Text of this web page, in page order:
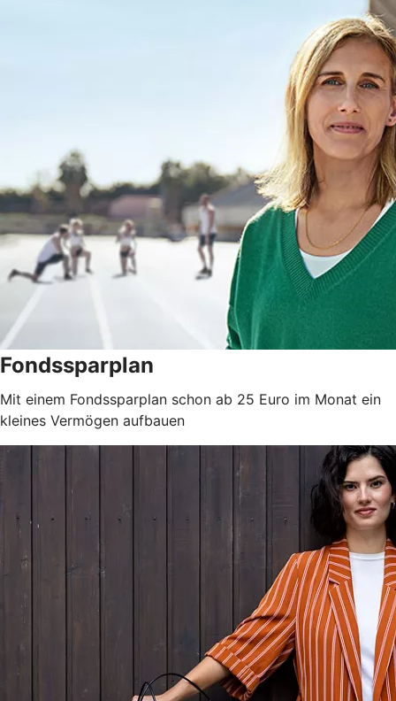
Fondssparplan
Mit einem Fondssparplan schon ab 25 Euro im Monat ein
kleines Vermögen aufbauen